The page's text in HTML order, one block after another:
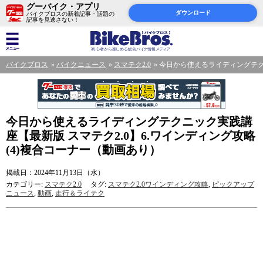
グーバイク・アプリ
バイクブロスの新着記事・話題の
記事を見逃さない！
ダウンロード
バイクブロス バイクニュース スマテク2.0 今日から使えるライディングテ
今日から使えるライディングテクニック実践講
座【最新版 スマテク2.0】6.ワインディング攻略
(4)複合コーナー（動画あり）
掲載日：2024年11月13日（水）
カテゴリー: スマテク2.0 タグ: スマテク2.0ワインディング攻略, ピックアップ
ニュース, 動画, 走行＆ライテク